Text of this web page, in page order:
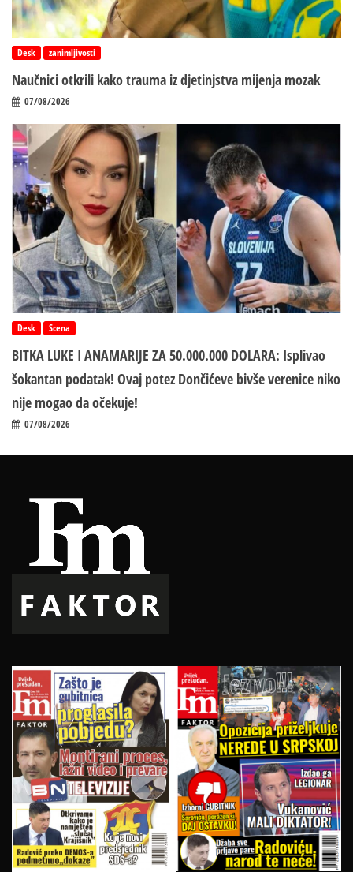
Desk zanimljivosti
Naučnici otkrili kako trauma iz d‌jetinjstva mijenja mozak
07/08/2026
Desk Scena
BITKA LUKE I ANAMARIJE ZA 50.000.000 DOLARA: Isplivao
šokantan podatak! Ovaj potez Dončićeve bivše verenice niko
nije mogao da očekuje!
07/08/2026